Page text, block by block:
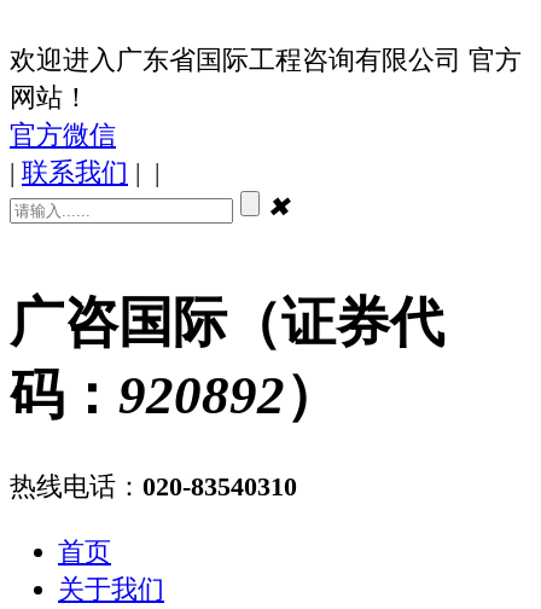
欢迎进入广东省国际工程咨询有限公司 官方
网站！
官方微信
| 联系我们 | |
✖
广咨国际（证券代
码： 920892）
热线电话： 020-83540310
首页
关于我们